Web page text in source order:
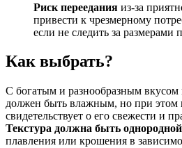
Риск переедания из-за
привести к чрезмерному
если не следить за размерами
Как выбрать?
С богатым и разнообразным
должен быть влажным, но при этом
свидетельствует о его свежести и
Текстура должна быть однородной
плавления или крошения в